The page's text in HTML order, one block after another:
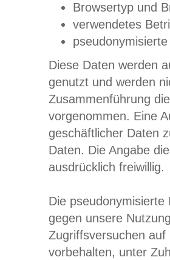
Browsertyp und
verwendetes
Diese Daten werden
genutzt und werden
Zusammenführung
vorgenommen. Eine
geschäftlicher Daten
Daten. Die Angabe
ausdrücklich freiwillig.
Die
gegen unsere
Zugriffsversuchen
vorbehalten, unter